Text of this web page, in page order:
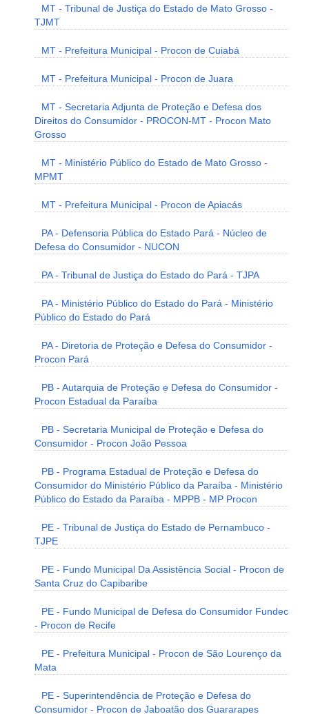
MT - Tribunal de Justiça do Estado de Mato Grosso -
TJMT
MT - Prefeitura Municipal - Procon de Cuiabá
MT - Prefeitura Municipal - Procon de Juara
MT - Secretaria Adjunta de Proteção e Defesa dos
Direitos do Consumidor - PROCON-MT - Procon Mato
Grosso
MT - Ministério Público do Estado de Mato Grosso -
MPMT
MT - Prefeitura Municipal - Procon de Apiacás
PA - Defensoria Pública do Estado Pará - Núcleo de
Defesa do Consumidor - NUCON
PA - Tribunal de Justiça do Estado do Pará - TJPA
PA - Ministério Público do Estado do Pará - Ministério
Público do Estado do Pará
PA - Diretoria de Proteção e Defesa do Consumidor -
Procon Pará
PB - Autarquia de Proteção e Defesa do Consumidor -
Procon Estadual da Paraíba
PB - Secretaria Municipal de Proteção e Defesa do
Consumidor - Procon João Pessoa
PB - Programa Estadual de Proteção e Defesa do
Consumidor do Ministério Público da Paraíba - Ministério
Público do Estado da Paraíba - MPPB - MP Procon
PE - Tribunal de Justiça do Estado de Pernambuco -
TJPE
PE - Fundo Municipal Da Assistência Social - Procon de
Santa Cruz do Capibaribe
PE - Fundo Municipal de Defesa do Consumidor Fundec
- Procon de Recife
PE - Prefeitura Municipal - Procon de São Lourenço da
Mata
PE - Superintendência de Proteção e Defesa do
Consumidor - Procon de Jaboatão dos Guararapes